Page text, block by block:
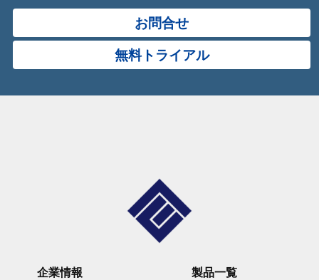
お問合せ
無料トライアル
企業情報
製品一覧